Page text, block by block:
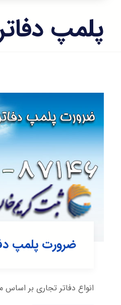
پلمپ
ضرورت پلمپ
انواع دفاتر تجاری بر اساس ماده ی ۶ قانون تجارت، هر تاجری به جز کسبه ی